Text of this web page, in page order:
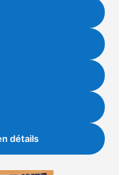
détails